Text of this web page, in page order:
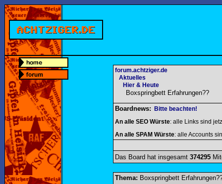
forum.achtziger.de
Aktuelles
Hier & Heute
Boxspringbett Erfahrungen??
Boardnews:
Bitte beachten!
An alle SEO Würste: alle Links sind
An alle SPAM Würste: alle Accounts
Das Board hat insgesamt 374295
Thema: Boxspringbett